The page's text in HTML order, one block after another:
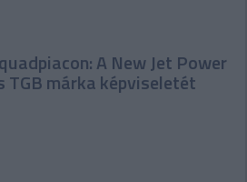
A New Jet Power
márka képviseletét